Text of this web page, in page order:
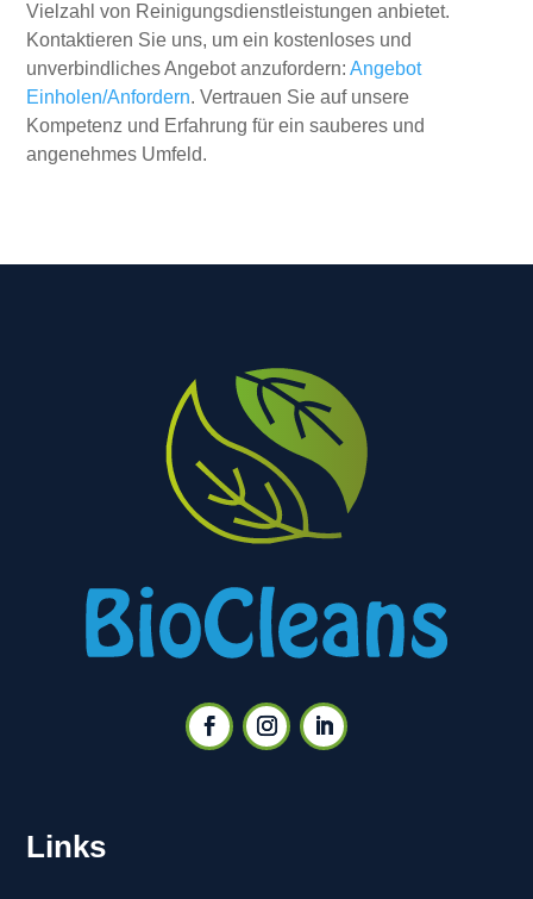
Vielzahl von Reinigungsdienstleistungen anbietet.
Kontaktieren Sie uns, um ein kostenloses und
unverbindliches Angebot anzufordern:Angebot
Einholen/Anfordern. Vertrauen Sie auf unsere
Kompetenz und Erfahrung für ein sauberes und
angenehmes Umfeld.
Links